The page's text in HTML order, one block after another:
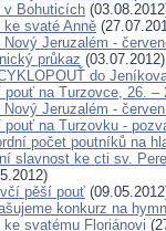
v Bohuticích
ke svaté Anně
Nový Jeruzalém -
průkaz (03.07.2012)
do
pouť na Turzovce, 26. –
Nový Jeruzalém -
pouť na Turzovku -
počet poutníků na
slavnost ke cti sv.
pěší pouť
konkurz na
ke svatému Floriánovi